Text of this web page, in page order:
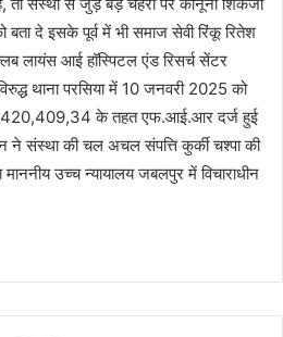
तो संस्था से जुड़े बड़े चेहरों पर कानूनी शिकंजा
दे इसके पूर्व में भी समाज सेवी रिंकू रितेश
लायंस आई हॉस्पिटल एंड रिसर्च सेंटर
थाना परसिया में 10 जनवरी 2025 को
420,409,34 के तहत एफ.आई.आर दर्ज हुई
संस्था की चल अचल संपत्ति कुर्की चश्पा की
उच्च न्यायालय जबलपुर में विचाराधीन